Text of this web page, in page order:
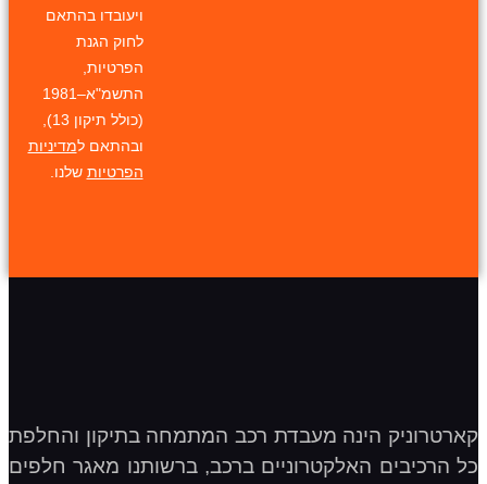
ויעובדו בהתאם
לחוק הגנת
הפרטיות,
התשמ"א–1981
(כולל תיקון 13),
ובהתאם למדיניות
הפרטיות שלנו.
קארטרוניק הינה מעבדת רכב המתמחה בתיקון והחלפת
כל הרכיבים האלקטרוניים ברכב, ברשותנו מאגר חלפים